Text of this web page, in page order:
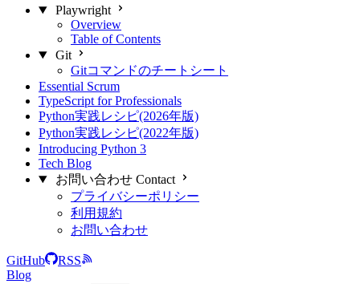
Playwright
Overview
Table of Contents
Git
Gitコマンドのチートシート
Essential Scrum
TypeScript for Professionals
Python実践レシピ(2026年版)
Python実践レシピ(2022年版)
Introducing Python 3
Tech Blog
お問い合わせ Contact
プライバシーポリシー
利用規約
お問い合わせ
GitHub
RSS
Blog